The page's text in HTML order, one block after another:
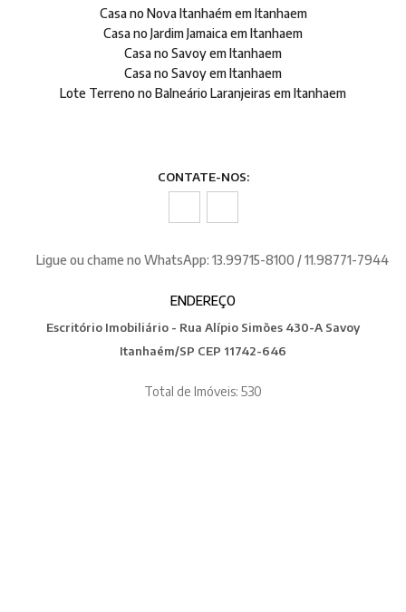
Casa no Nova Itanhaém em Itanhaem
Casa no Jardim Jamaica em Itanhaem
Casa no Savoy em Itanhaem
Casa no Savoy em Itanhaem
Lote Terreno no Balneário Laranjeiras em Itanhaem
CONTATE-NOS:
Ligue ou chame no WhatsApp: 13.99715-8100 / 11.98771-7944
ENDEREÇO
Escritório Imobiliário - Rua Alípio Simões 430-A Savoy
Itanhaém/SP CEP 11742-646
Total de Imóveis: 530